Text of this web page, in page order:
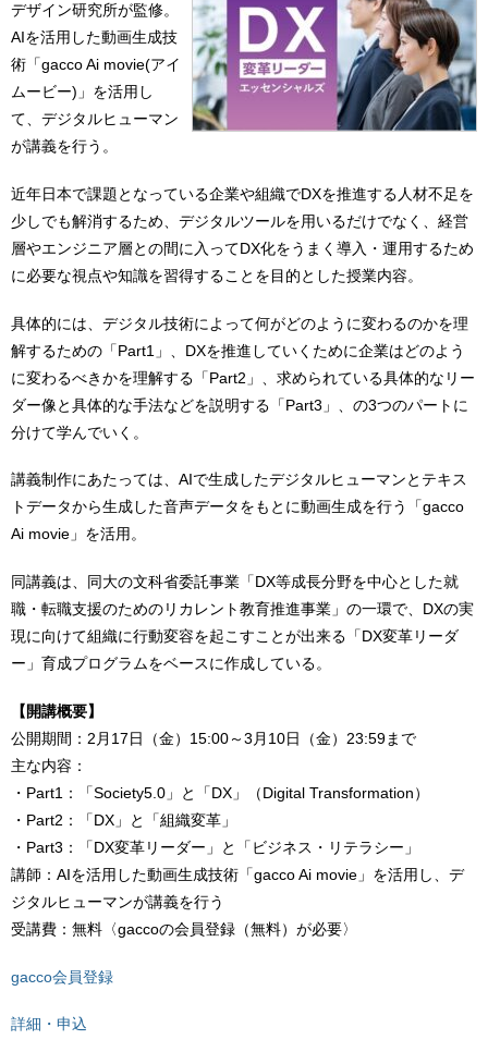
デザイン研究所が監修。
AIを活用した動画生成技
術「gacco Ai movie(アイ
ムービー)」を活用し
て、デジタルヒューマン
が講義を行う。
近年日本で課題となっている企業や組織でDXを推進する人材不足を
少しでも解消するため、デジタルツールを用いるだけでなく、経営
層やエンジニア層との間に入ってDX化をうまく導入・運用するため
に必要な視点や知識を習得することを目的とした授業内容。
具体的には、デジタル技術によって何がどのように変わるのかを理
解するための「Part1」、DXを推進していくために企業はどのよう
に変わるべきかを理解する「Part2」、求められている具体的なリー
ダー像と具体的な手法などを説明する「Part3」、の3つのパートに
分けて学んでいく。
講義制作にあたっては、AIで生成したデジタルヒューマンとテキス
トデータから生成した音声データをもとに動画生成を行う「gacco
Ai movie」を活用。
同講義は、同大の文科省委託事業「DX等成長分野を中心とした就
職・転職支援のためのリカレント教育推進事業」の一環で、DXの実
現に向けて組織に行動変容を起こすことが出来る「DX変革リーダ
ー」育成プログラムをベースに作成している。
【開講概要】
公開期間：2月17日（金）15:00～3月10日（金）23:59まで
主な内容：
・Part1：「Society5.0」と「DX」（Digital Transformation）
・Part2：「DX」と「組織変革」
・Part3：「DX変革リーダー」と「ビジネス・リテラシー」
講師：AIを活用した動画生成技術「gacco Ai movie」を活用し、デ
ジタルヒューマンが講義を行う
受講費：無料〈gaccoの会員登録（無料）が必要〉
gacco会員登録
詳細・申込